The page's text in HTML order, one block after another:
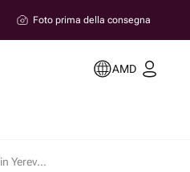
Foto prima della consegna
AMD
101 красная голландская Роза in Yerevan